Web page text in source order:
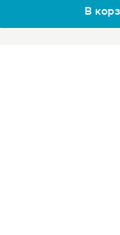
В